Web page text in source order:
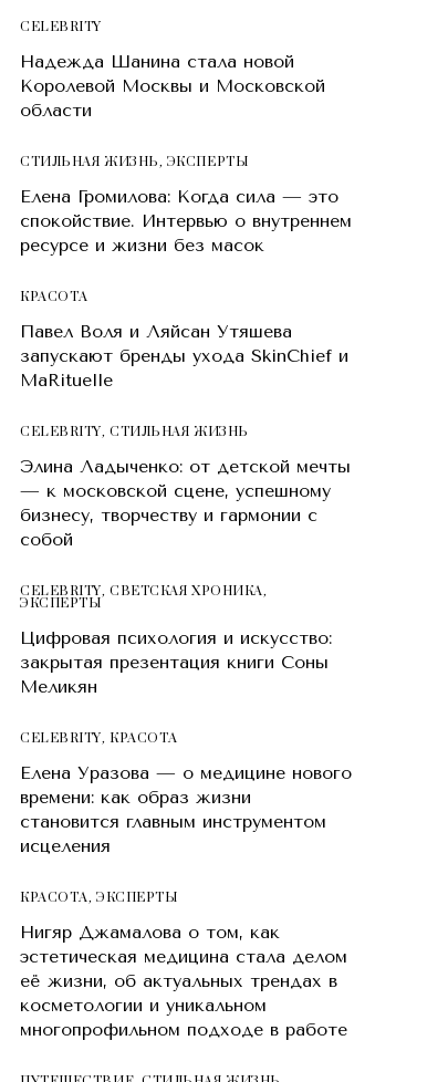
CELEBRITY
Надежда Шанина стала новой
Королевой Москвы и Московской
области
СТИЛЬНАЯ ЖИЗНЬ, ЭКСПЕРТЫ
Елена Громилова: Когда сила — это
спокойствие. Интервью о внутреннем
ресурсе и жизни без масок
КРАСОТA
Павел Воля и Ляйсан Утяшева
запускают бренды ухода SkinChief и
MaRituelle
CELEBRITY,СТИЛЬНАЯ ЖИЗНЬ
Элина Ладыченко: от детской мечты
— к московской сцене, успешному
бизнесу, творчеству и гармонии с
собой
CELEBRITY,СВЕТСКАЯ ХРОНИКА,
ЭКСПЕРТЫ
Цифровая психология и искусство:
закрытая презентация книги Соны
Меликян
CELEBRITY, КРАСОТA
Елена Уразова — о медицине нового
времени: как образ жизни
становится главным инструментом
исцеления
КРАСОТA, ЭКСПЕРТЫ
Нигяр Джамалова о том, как
эстетическая медицина стала делом
её жизни, об актуальных трендах в
косметологии и уникальном
многопрофильном подходе в работе